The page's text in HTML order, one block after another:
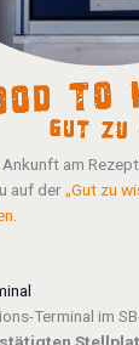
am
auf der„Gut zu
Terminal im